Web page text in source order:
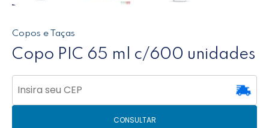
Copos e Taças
Copo PIC 65 ml c/600 unidades
CONSULTAR